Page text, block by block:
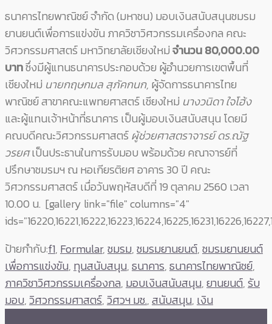
ธนาคารไทยพาณิชย์ จำกัด (มหาชน) มอบเงินสนับสนุนชมรม
ยานยนต์เพื่อการแข่งขัน ภาควิชาวิศวกรรมเครื่องกล คณะ
วิศวกรรมศาสตร์ มหาวิทยาลัยเชียงใหม่จำนวน 80,000.00
บาทซึ่งมีผู้แทนธนาคารประกอบด้วย ผู้อำนวยการเขตพื้นที่
เชียงใหม่ นายกฤษกมล สุภัคกนก, ผู้จัดการธนาคารไทย
พาณิชย์ สาขาคณะแพทยศาสตร์ เชียงใหม่ นางวนิดา ใจโฮ้ง
และผู้แทนเจ้าหน้าที่ธนาคาร เป็นผู้มอบเงินสนับสนุน โดยมี
คณบดีคณะวิศวกรรมศาสตร์ผู้ช่วยศาสตราจารย์ ดร.ณัฐ
วรยศเป็นประธานในการรับมอบ พร้อมด้วย คณาจารย์ที่
ปรึกษาชมรมฯ ณ หอเกียรติยศ อาคาร 30 ปี คณะ
วิศวกรรมศาสตร์ เมื่อวันพฤหัสบดีที่ 19 ตุลาคม 2560 เวลา
10.00 น. [gallery link="file" columns="4"
ป้ายกำกับ:f1, Formular,ชมรม,ชมรมยานยนต์,ชมรมยานยนต์
เพื่อการแข่งขัน, ทุนสนับสนุน,ธนาคาร,ธนาคารไทยพาณิชย์,
ภาควิชาวิศวกรรมเครื่องกล, มอบเงินสนับสนุน,ยานยนต์,รับ
มอบ,วิศวกรรมศาสตร์,วิศวฯ มช.,สนับสนุน, เงิน